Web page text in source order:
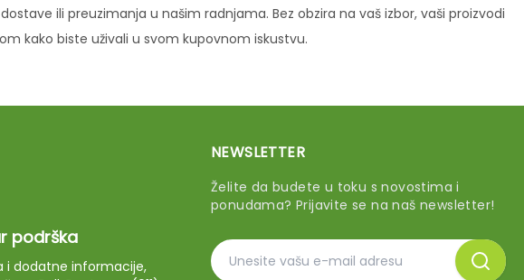
ili preuzimanja u našim radnjama. Bez obzira na vaš izbor, vaši proizvodi
kako biste uživali u svom kupovnom iskustvu.
podrška
i dodatne informacije,
NEWSLETTER
Želite da budete u toku s novostima i
ponudama? Prijavite se na naš newsletter!